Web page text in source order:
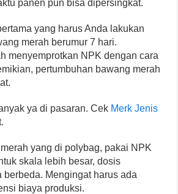
panen pun bisa dipersingkat.
yang harus Anda lakukan
merah berumur 7 hari.
menyemprotkan NPK dengan cara
pertumbuhan bawang merah
ya di pasaran. Cek Merk Jenis
yang di polybag, pakai NPK
skala lebih besar, dosis
berbeda. Mengingat harus ada
biaya produksi.